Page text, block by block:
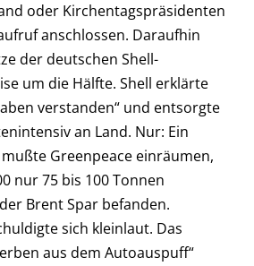
oder Kirchentagspräsidenten
anschlossen. Daraufhin
der deutschen Shell-
um die Hälfte. Shell erklärte
verstanden“ und entsorgte
an Land. Nur: Ein
Greenpeace einräumen,
nur 75 bis 100 Tonnen
Brent Spar befanden.
sich kleinlaut. Das
aus dem Autoauspuff“